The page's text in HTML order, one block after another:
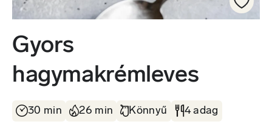
Gyors
hagymakrémleves
30 min 26 min Könnyű 4 adag